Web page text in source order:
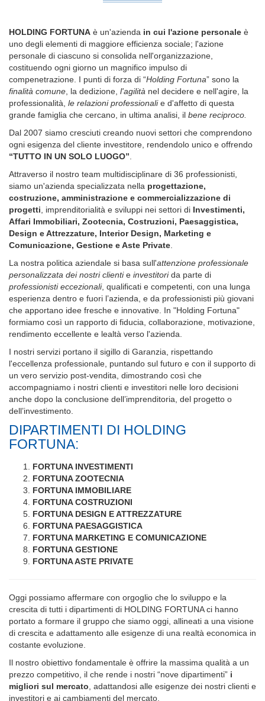
uno degli elementi di maggiore efficienza sociale; l'azione
personale di ciascuno si consolida nell'organizzazione,
costituendo ogni giorno un magnifico impulso di
compenetrazione. I punti di forza di “ Holding Fortuna
finalità comune, la dedizione,l'agilità nel decidere e nell'agire, la
professionalità, le relazioni professionalie d'affetto di questa
grande famiglia che cercano, in ultima analisi, ilbene reciproco.
ogni esigenza del cliente investitore, rendendolo unico e offrendo
“TUTTO IN UN SOLO LUOGO”.
siamo un'azienda specializzata nellaprogettazione,
costruzione, amministrazione e commercializzazione di
progetti, imprenditorialità e sviluppi nei settori diInvestimenti,
Affari Immobiliari, Zootecnia, Costruzioni, Paesaggistica,
Design e Attrezzature, Interior Design, Marketing e
Comunicazione, Gestione e Aste Private.
personalizzata dei nostri clientieinvestitorida parte di
professionisti eccezionali , qualificati e competenti, con una lunga
esperienza dentro e fuori l’azienda, e da professionisti più giovani
che apportano idee fresche e innovative. In "Holding Fortuna"
formiamo così un rapporto di fiducia, collaborazione, motivazione,
rendimento eccellente e lealtà verso l'azienda.
l'eccellenza professionale, puntando sul futuro e con il supporto di
un vero servizio post-vendita, dimostrando così che
accompagniamo i nostri clienti e investitori nelle loro decisioni
anche dopo la conclusione dell’imprenditoria, del progetto o
dell’investimento.
DIPARTIMENTI DI HOLDING
FORTUNA:
FORTUNA ZOOTECNIA
FORTUNA IMMOBILIARE
FORTUNA COSTRUZIONI
FORTUNA DESIGN E ATTREZZATURE
FORTUNA PAESAGGISTICA
FORTUNA MARKETING E COMUNICAZIONE
FORTUNA GESTIONE
FORTUNA ASTE PRIVATE
crescita di tutti i dipartimenti di HOLDING FORTUNA ci hanno
portato a formare il gruppo che siamo oggi, allineati a una visione
di crescita e adattamento alle esigenze di una realtà economica in
costante evoluzione.
prezzo competitivo, il che rende i nostri “nove dipartimenti”
migliori sul mercato , adattandosi alle esigenze dei nostri clienti e
investitori e ai cambiamenti del mercato.